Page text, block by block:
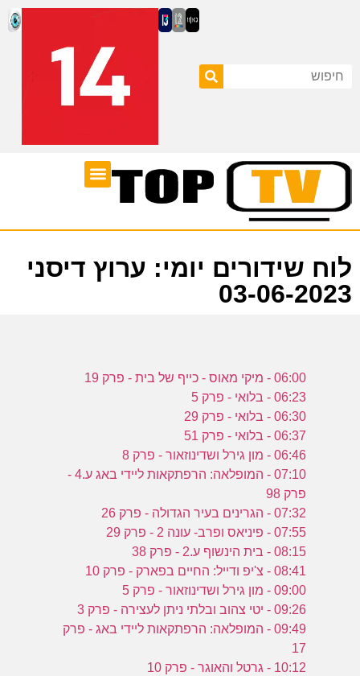
לוח שידורים יומי: ערוץ דיסני
03-06-2023
06:00 - מיקי מאוס - כייף של בית - פרק 19
06:23 - בלואי - פרק 5
06:30 - בלואי - פרק 29
06:37 - בלואי - פרק 51
06:46 - מון גירל ושדינוזאור - פרק 8
07:10 - המופלאה: הרפתקאות ליידי באג ע.4 -
פרק 98
07:32 - הגרינים בעיר הגדולה - פרק 26
07:55 - פיניאס ופרב- עונה 2 - פרק 29
08:15 - בית הינשוף ע.2 - פרק 38
08:41 - צ'יפ ודייל: החיים בפארק - פרק 10
09:00 - מון גירל ושדינוזאור - פרק 5
09:26 - יטי צהוב ובלתי ניתן לעצירה - פרק 3
09:49 - המופלאה: הרפתקאות ליידי באג - פרק
17
10:12 - גרטל והאוגר - פרק 10